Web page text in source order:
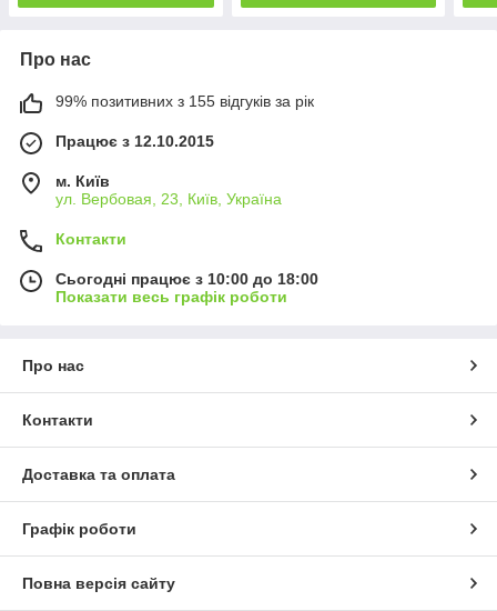
Про нас
99% позитивних з 155 відгуків за рік
Працює з 12.10.2015
м. Київ
ул. Вербовая, 23, Київ, Україна
Контакти
Сьогодні працює з 10:00 до 18:00
Показати весь графік роботи
Про нас
Контакти
Доставка та оплата
Графік роботи
Повна версія сайту